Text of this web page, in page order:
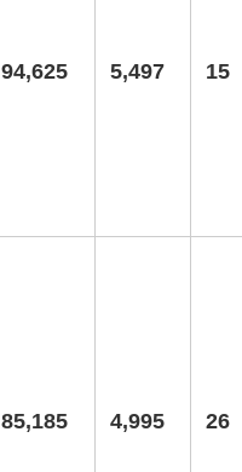
94,625 5,497 15
85,185 4,995 26